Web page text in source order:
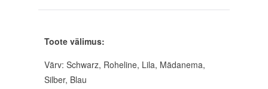
Toote välimus:
Värv: Schwarz, Roheline, Lila, Mädanema,
Silber, Blau